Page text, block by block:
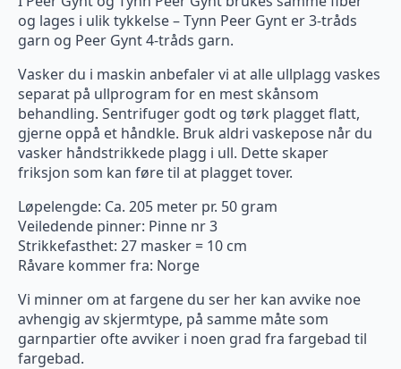
og lages i ulik tykkelse – Tynn Peer Gynt er 3-tråds
garn og Peer Gynt 4-tråds garn.
Vasker du i maskin anbefaler vi at alle ullplagg vaskes
separat på ullprogram for en mest skånsom
behandling. Sentrifuger godt og tørk plagget flatt,
gjerne oppå et håndkle. Bruk aldri vaskepose når du
vasker håndstrikkede plagg i ull. Dette skaper
friksjon som kan føre til at plagget tover.
Løpelengde: Ca. 205 meter pr. 50 gram
Veiledende pinner: Pinne nr 3
Strikkefasthet: 27 masker = 10 cm
Råvare kommer fra: Norge
Vi minner om at fargene du ser her kan avvike noe
avhengig av skjermtype, på samme måte som
garnpartier ofte avviker i noen grad fra fargebad til
fargebad.